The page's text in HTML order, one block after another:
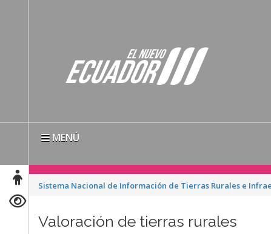
MENÚ
Sistema Nacional de Información de Tierras Rurales e
Valoración de tierras rurales